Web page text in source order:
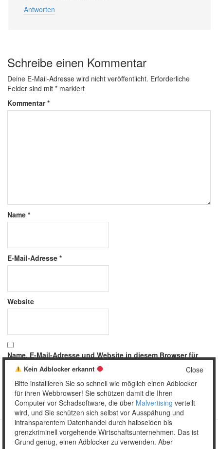
Antworten
Schreibe einen Kommentar
Deine E-Mail-Adresse wird nicht veröffentlicht. Erforderliche
Felder sind mit * markiert
Kommentar*
Name *
E-Mail-Adresse *
Website
Name, E-Mail-Adresse und Website in diesem Browser für
meinen nächsten Kommentar speichern.
Copyright © 2026 Unser täglich Spam.
Close
Kein Adblocker erkannt
Bitte installieren Sie so schnell wie möglich einen Adblocker
für ihren Webbrowser! Sie schützen damit die Ihren
Computer vor Schadsoftware, die über Malvertising verteilt
wird, und Sie schützen sich selbst vor Ausspähung und
intransparentem Datenhandel durch halbseiden bis
grenzkriminell vorgehende Wirtschaftsunternehmen. Das ist
Grund genug, einen Adblocker zu verwenden. Aber